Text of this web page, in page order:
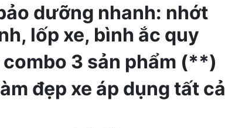
dưỡng nhanh: nhớt
lốp xe, bình ắc quy
3 sản phẩm (**)
đẹp xe áp dụng tất cả